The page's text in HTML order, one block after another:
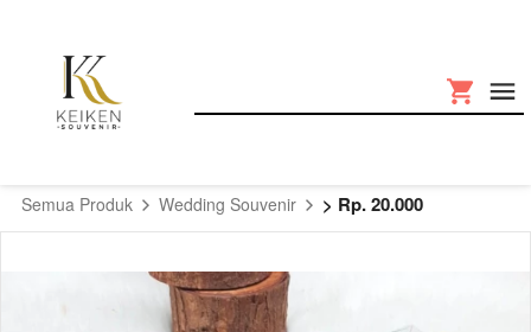
Semua Produk Wedding Souvenir > Rp. 20.000